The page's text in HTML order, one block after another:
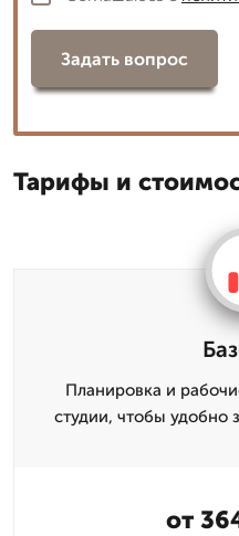
Задать вопрос
Тарифы и
Планировка и
студии, чтобы удобно
от